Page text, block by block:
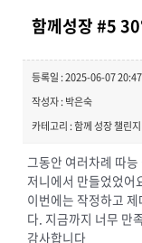
함께성장 #5
등록일 : 2025-06-07 20:47
작성자 : 박은숙
카테고리 : 함께 성장 챌린지
그동안 여러차례 따
저니에서 만들었었어
이번에는 작정하고
다. 지금까지 너무 만
감사합니다